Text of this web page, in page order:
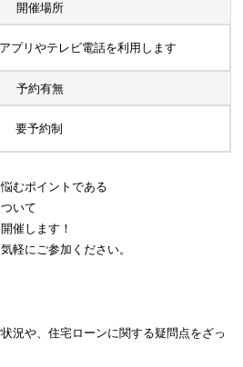
開催場所
プリやテレビ電話を利用します
予約有無
要予約制
むポイントである
いて
催します！
軽にご参加ください。
況や、住宅ローンに関する疑問点をざっ